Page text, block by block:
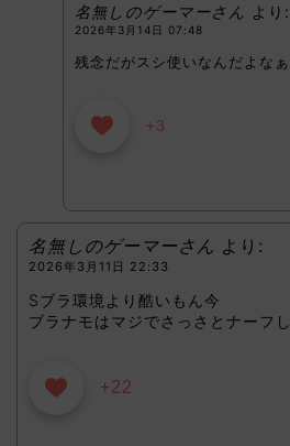
名無しのゲーマーさん より:
2026年3月14日 07:48
残念だがスシ使いなんだよなぁ
+3
名無しのゲーマーさん より:
2026年3月11日 22:33
Sブラ環境より酷いもん今
ブラナモはマジでさっさとナーフ
+22